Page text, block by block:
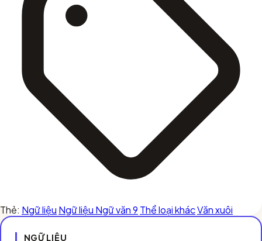
Thẻ: Ngữ liệu Ngữ liệu Ngữ văn 9 Thể loại khácVăn xuôi
NGỮ LIỆU